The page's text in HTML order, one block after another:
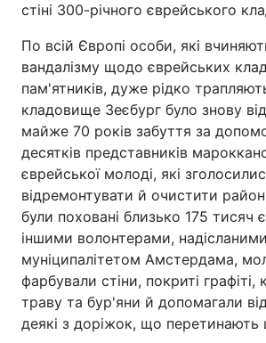
Зброя
Здоров'я Туризм
Цікавинки Погода
Відео з Youtube Статті
Інтерв'ю Думки
Архів
Контакти
стіні 300-річного єврейського
По всій Європі особи, які
вандалізму щодо єврейських
пам'ятників, дуже рідко
кладовище Зеєбург було знову
майже 70 років забуття за
десятків представників
єврейської молоді, які
відремонтувати й очистити
були поховані близько 175 тисяч
іншими волонтерами, надісланими
муніципалітетом Амстердама,
фарбували стіни, покриті
траву та бур'яни й допомагали
деякі з доріжок, що перетинають